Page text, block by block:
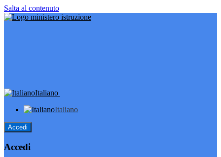
Salta al contenuto
Italiano
Italiano
Accedi
Accedi